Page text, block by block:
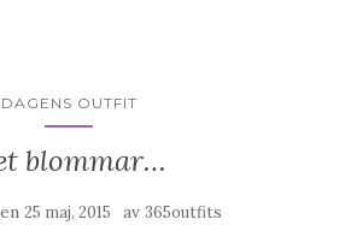
DAGENS OUTFIT
blommar…
25 maj, 2015 av 365outfits